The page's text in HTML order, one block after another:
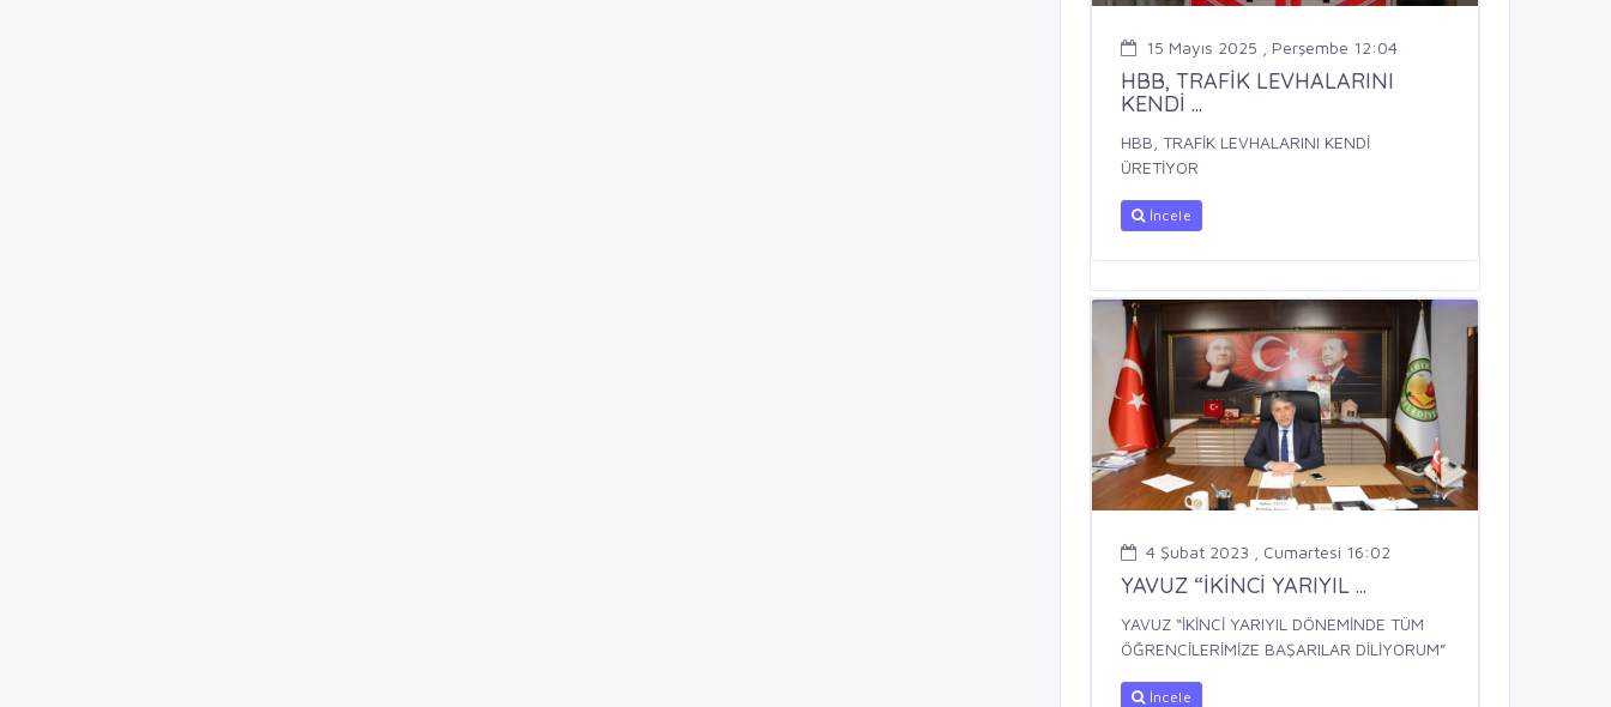
15 Mayıs 2025 , Perşembe 12:04
HBB, TRAFİK LEVHALARINI
KENDİ ...
HBB, TRAFİK LEVHALARINI KENDİ
ÜRETİYOR
İncele
4 Şubat 2023 , Cumartesi 16:02
YAVUZ “İKİNCİ YARIYIL ...
YAVUZ “İKİNCİ YARIYIL DÖNEMİNDE TÜM
ÖĞRENCİLERİMİZE BAŞARILAR DİLİYORUM”
İncele